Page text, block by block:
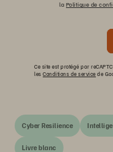
la Politique de
Ce site est protégé par
les Conditions de service de
Cyber Resilience
Livre blanc